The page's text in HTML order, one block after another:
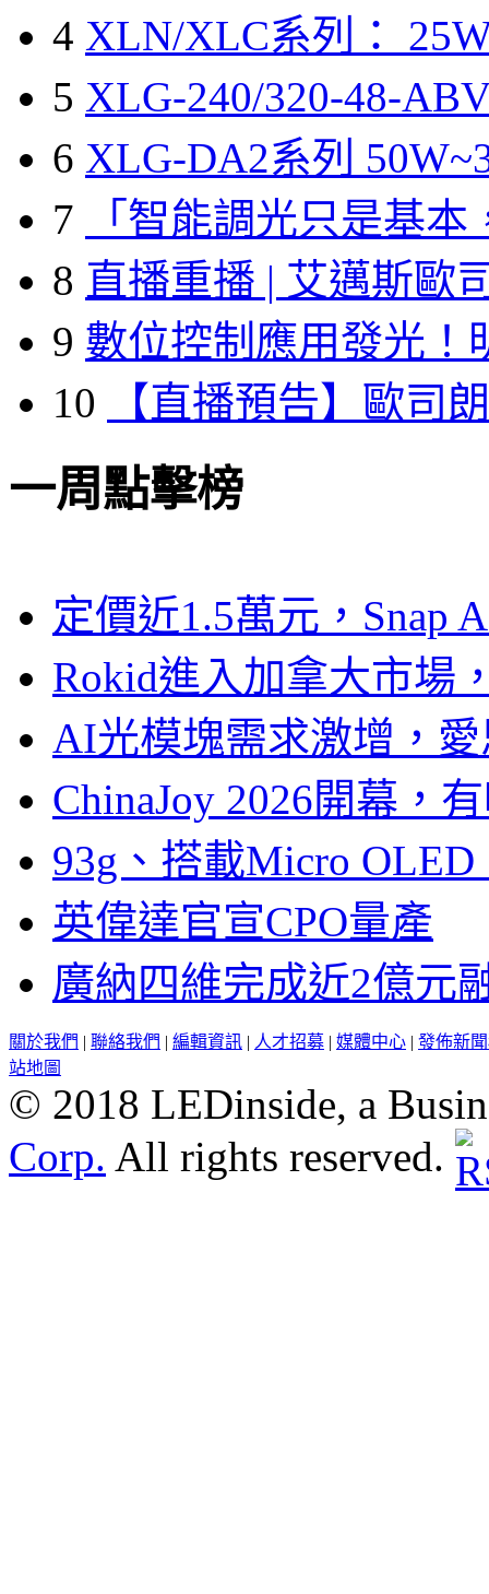
4 XLN/XLC系列：
5 XLG-240/320-48-
6 XLG-DA2系列
7
「智能調光只是基本
8 直播重播 | 艾邁斯歐
9 數位控制應用發光！
10
【直播預告】歐司
一周點擊榜
定價近1.5萬元，Snap
Rokid進入加拿大市場
AI光模塊需求激增，
ChinaJoy 2026開幕，
93g、搭載Micro
英偉達官宣CPO量產
廣納四維完成近2億元
關於我們 | 聯絡我們 | 編輯資訊 | 人才招募 | 媒體中心 | 發佈新
站地圖
© 2018 LEDinside, a
Corp. All rights reserved.